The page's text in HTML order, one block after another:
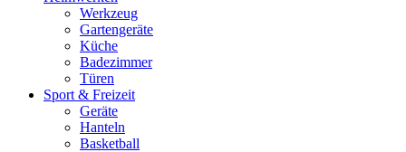
Werkzeug
Gartengeräte
Küche
Badezimmer
Türen
Sport & Freizeit
Geräte
Hanteln
Basketball